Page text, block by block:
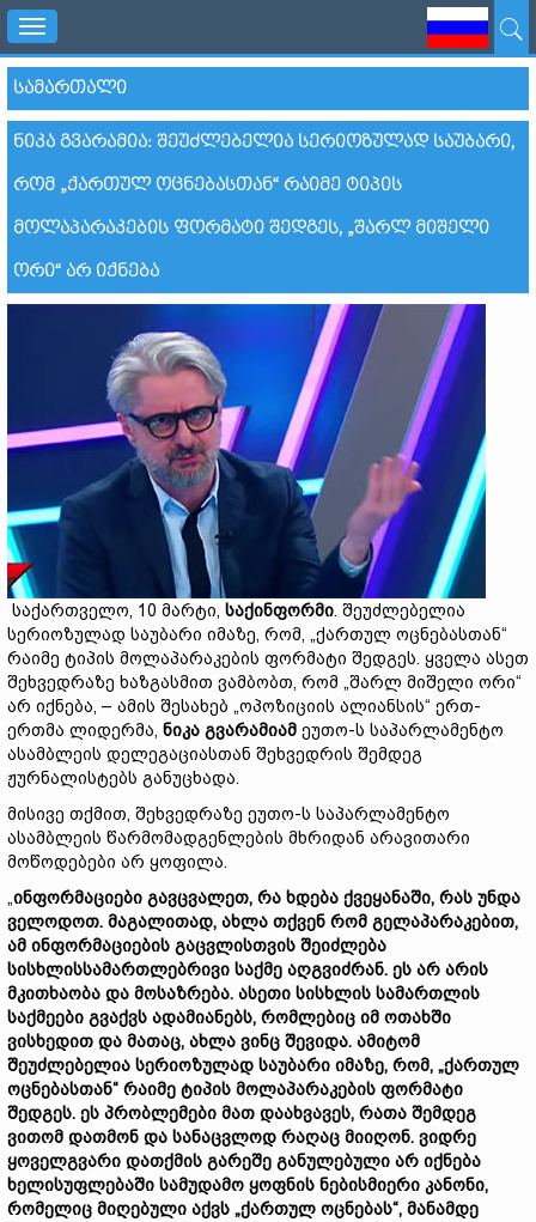
Toggle
navigation
ᲡᲐᲛᲐᲠᲗᲐᲚᲘ
ᲜᲘᲙᲐ ᲒᲕᲐᲠᲐᲛᲘᲐ: ᲨᲔᲣᲫᲚᲔᲑᲔᲚᲘᲐ ᲡᲔᲠᲘᲝᲖᲣᲚᲐᲓ ᲡᲐᲣᲑᲐᲠᲘ,
ᲠᲝᲛ „ᲥᲐᲠᲗᲣᲚ ᲝᲪᲜᲔᲑᲐᲡᲗᲐᲜ“ ᲠᲐᲘᲛᲔ ᲢᲘᲞᲘᲡ
ᲛᲝᲚᲐᲞᲐᲠᲐᲙᲔᲑᲘᲡ ᲤᲝᲠᲛᲐᲢᲘ ᲨᲔᲓᲒᲔᲡ, „ᲨᲐᲠᲚ ᲛᲘᲨᲔᲚᲘ
ᲝᲠᲘ“ ᲐᲠ ᲘᲥᲜᲔᲑᲐ
საქართველო, 10 მარტი, საქინფორმი. შეუძლებელია
სერიოზულად საუბარი იმაზე, რომ, „ქართულ ოცნებასთან“
რაიმე ტიპის მოლაპარაკების ფორმატი შედგეს. ყველა ასეთ
შეხვედრაზე ხაზგასმით ვამბობთ, რომ „შარლ მიშელი ორი“
არ იქნება, – ამის შესახებ „ოპოზიციის ალიანსის“ ერთ-
ერთმა ლიდერმა, ნიკა გვარამიამ ეუთო-ს საპარლამენტო
ასამბლეის დელეგაციასთან შეხვედრის შემდეგ
ჟურნალისტებს განუცხადა.
მისივე თქმით, შეხვედრაზე ეუთო-ს საპარლამენტო
ასამბლეის წარმომადგენლების მხრიდან არავითარი
მოწოდებები არ ყოფილა.
„ინფორმაციები გავცვალეთ, რა ხდება ქვეყანაში, რას უნდა
ველოდოთ. მაგალითად, ახლა თქვენ რომ გელაპარაკებით,
ამ ინფორმაციების გაცვლისთვის შეიძლება
სისხლისსამართლებრივი საქმე აღგვიძრან. ეს არ არის
მკითხაობა და მოსაზრება. ასეთი სისხლის სამართლის
საქმეები გვაქვს ადამიანებს, რომლებიც იმ ოთახში
ვისხედით და მათაც, ახლა ვინც შევიდა. ამიტომ
შეუძლებელია სერიოზულად საუბარი იმაზე, რომ, „ქართულ
ოცნებასთან“ რაიმე ტიპის მოლაპარაკების ფორმატი
შედგეს. ეს პრობლემები მათ დაახვავეს, რათა შემდეგ
ვითომ დათმონ და სანაცვლოდ რაღაც მიიღონ. ვიდრე
ყოველგვარი დათქმის გარეშე განულებული არ იქნება
ხელისუფლებაში სამუდამო ყოფნის ნებისმიერი კანონი,
რომელიც მიღებული აქვს „ქართულ ოცნებას“, მანამდე